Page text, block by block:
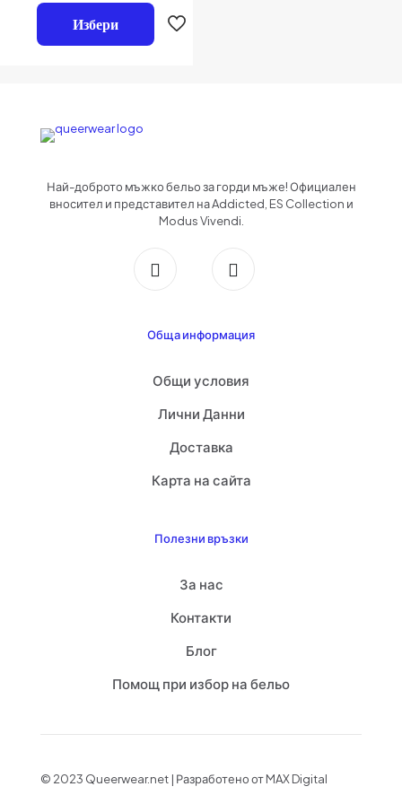
Запазване на името, имейл адреса и уебсайта ми в този браузър за
следващия път когато коментирам.
отИзбери
Най-доброто мъжко бельо за горди мъже! Официален
вносител и представител на Addicted, ES Collection и
Modus Vivendi.
Обща информация
Общи условия
Лични Данни
Доставка
Карта на сайта
Полезни връзки
За нас
Контакти
Блог
Помощ при избор на бельо
© 2023 Queerwear.net | Разработено от MAX Digital